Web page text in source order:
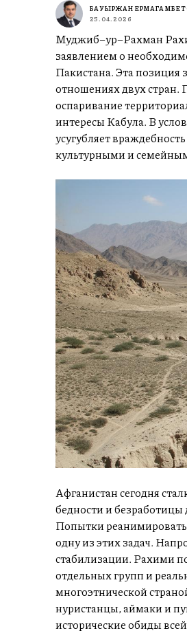
БАУЫРЖАН
25.04.2026
Муджиб–ур–Рахман
заявлением о
Пакистана. Эта позиция
отношениях двух стран.
оспаривание
интересы Кабула. В
усугубляет
культурными и
Афганистан сегодня
бедности и
Попытки
одну из этих задач.
стабилизации. Рахими
отдельных групп и
многоэтнической
нуристанцы, аймаки и
исторические обиды